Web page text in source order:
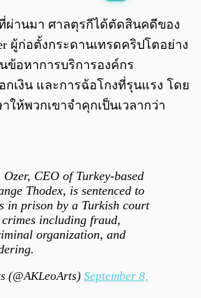
0:00 /0:00
ผ่านมา ศาลตุรกีได้ตัดสินคดีของ
ผู้ก่อตั้งกระดานเทรดคริปโตอย่าง
ข้อหาการบริการองค์กร
เงิน และการฉ้อโกงที่รุนแรง โดย
ห้พวกเขาจำคุกเป็นเวลากว่า
CEO of Turkey-based
Thodex, is sentenced to
in prison by a Turkish court
including fraud,
organization, and
(@AKLeoArts) September 8,